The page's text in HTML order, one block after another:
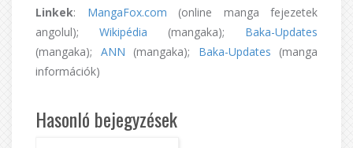
Linkek: MangaFox.com (online manga fejezetek
angolul); Wikipédia (mangaka); Baka-Updates
(mangaka); ANN (mangaka); Baka-Updates (manga
információk)
Hasonló bejegyzések